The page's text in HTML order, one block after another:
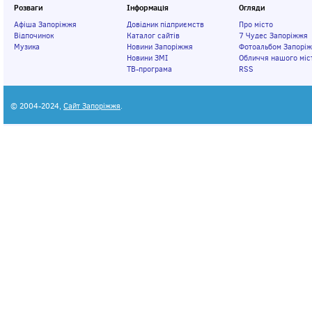
Розваги
Афіша Запоріжжя
Відпочинок
Музика
Інформація
Довідник підприємств
Каталог сайтів
Новини Запоріжжя
Новини ЗМІ
ТВ-програма
Огляди
Про місто
7 Чудес Запоріжжя
Фотоальбом
Обличчя нашого
RSS
© 2004-2024, Сайт Запоріжжя.